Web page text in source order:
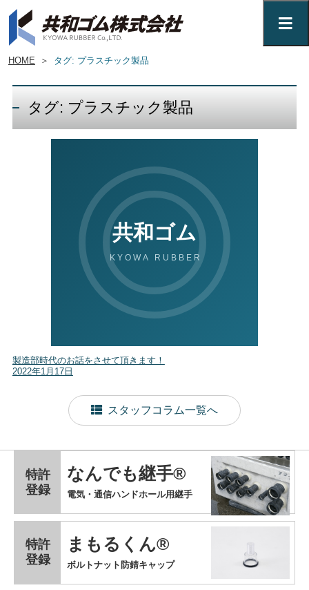
HOME ＞ タグ: プラスチック製品
タグ: プラスチック製品
製造部時代のお話をさせて頂きます！
2022年1月17日
スタッフコラム一覧へ
なんでも継手®
特許
登録
電気・通信ハンドホール用継手
まもるくん®
特許
登録
ボルトナット防錆キャップ